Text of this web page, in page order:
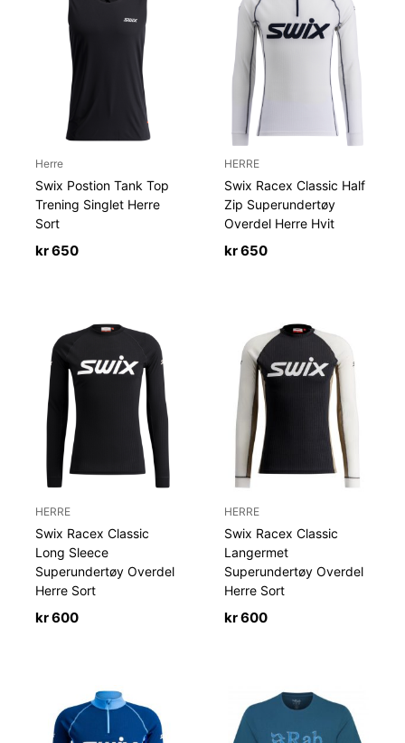
Herre
Swix Postion Tank Top
Trening Singlet Herre
Sort
kr650
HERRE
Swix Racex Classic Half
Zip Superundertøy
Overdel Herre Hvit
kr650
HERRE
Swix Racex Classic
Long Sleece
Superundertøy Overdel
Herre Sort
kr600
HERRE
Swix Racex Classic
Langermet
Superundertøy Overdel
Herre Sort
kr600